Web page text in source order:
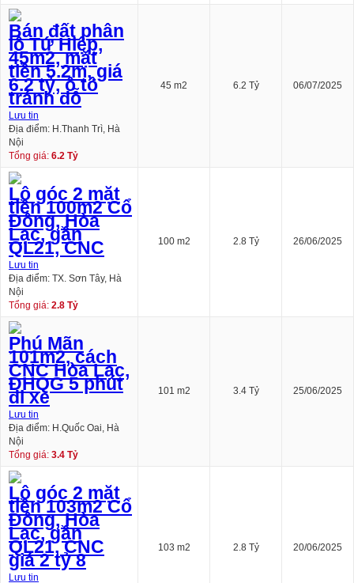
Bán đất phân
lô Tứ Hiệp,
45m2, mặt
tiền 5.2m, giá
6.2 tỷ, ô tô
tránh đỗ
Lưu tin
Địa điểm: H.Thanh Trì, Hà
Nội
Tổng giá: 6.2 Tỷ
45 m2 6.2 Tỷ 06/07/2025
Lô góc 2 mặt
tiền 100m2 Cổ
Đông, Hòa
Lạc, gần
QL21, CNC
Lưu tin
Địa điểm: TX. Sơn Tây, Hà
Nội
Tổng giá: 2.8 Tỷ
100 m2 2.8 Tỷ 26/06/2025
Phú Mãn
101m2, cách
CNC Hòa Lạc,
ĐHQG 5 phút
đi xe
Lưu tin
Địa điểm: H.Quốc Oai, Hà
Nội
Tổng giá: 3.4 Tỷ
101 m2 3.4 Tỷ 25/06/2025
Lô góc 2 mặt
tiền 103m2 Cổ
Đông, Hòa
Lạc, gần
QL21, CNC
giá 2 tỷ 8
Lưu tin
103 m2 2.8 Tỷ 20/06/2025